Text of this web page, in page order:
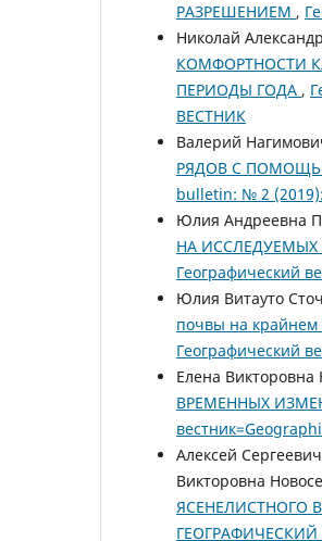
РАЗРЕШЕНИЕМ ,
Николай
КОМФОРТНОСТИ
ПЕРИОДЫ ГОДА ,
ВЕСТНИК
Валерий
РЯДОВ С
bulletin: № 2
Юлия Андреевна
НА ИССЛЕДУЕМЫХ
Географический
Юлия Витауто
почвы на крайнем
Географический
Елена
ВРЕМЕННЫХ
Алексей
Викторовна
ЯСЕНЕЛИСТНОГО
ГЕОГРАФИЧЕСКИЙ